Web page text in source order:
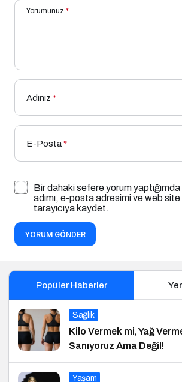
Yorumunuz *
Adınız *
E-Posta*
Bir dahaki sefere yorum yaptığımda
adımı, e-posta adresimi ve web
tarayıcıya kaydet.
YORUM GÖNDER
Popüler Haberler
Sağlık
Kilo Vermek mi, Yağ
Sanıyoruz Ama Değil!
Yaşam